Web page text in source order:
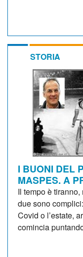
STORIA
I BUONI DEL
MASPES. A
Il tempo è
due sono
Covid o l’estate,
comincia